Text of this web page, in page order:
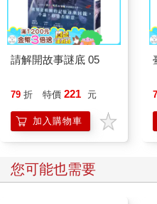
請解開故事謎底 05
79 折 特價 221 元
加入購物車
您可能也需要